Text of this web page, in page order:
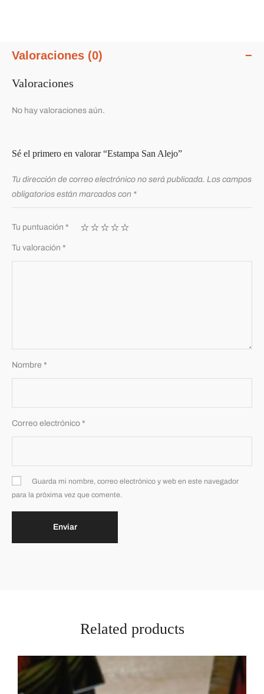
Valoraciones (0)
Valoraciones
No hay valoraciones aún.
Sé el primero en valorar “Estampa San Alejo”
Tu dirección de correo electrónico no será publicada. Los campos
obligatorios están marcados con *
Tu puntuación *
Tu valoración *
Nombre *
Correo electrónico *
Guarda mi nombre, correo electrónico y web en este navegador
para la próxima vez que comente.
Related products